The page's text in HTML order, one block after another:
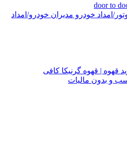
door to
امداد خودرو مدیران خودرو/امداد
قهوه | قهوه گرنیکا کافی
و بدون مالیات